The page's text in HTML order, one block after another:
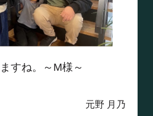
すね。～M様～
元野 月乃